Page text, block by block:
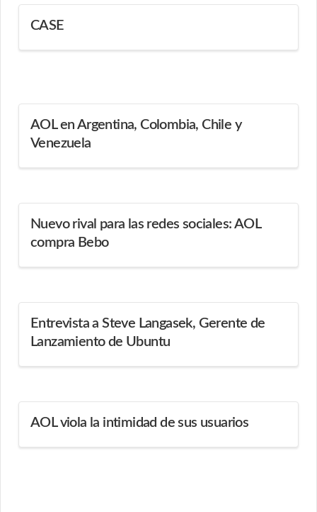
CASE
AOL en Argentina, Colombia, Chile y
Venezuela
Nuevo rival para las redes sociales: AOL
compra Bebo
Entrevista a Steve Langasek, Gerente de
Lanzamiento de Ubuntu
AOL viola la intimidad de sus usuarios